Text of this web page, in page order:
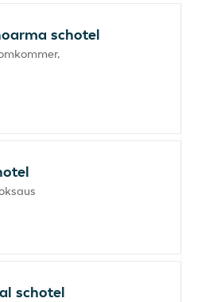
schotel
schotel